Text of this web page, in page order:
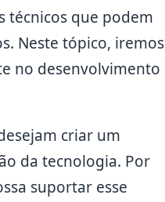
técnicos que podem
Neste tópico, iremos
no desenvolvimento
criar um
da tecnologia. Por
suportar esse